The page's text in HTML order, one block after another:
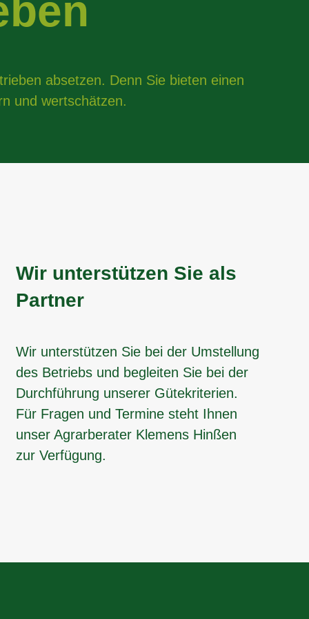
absetzen. Denn Sie bieten einen
und wertschätzen.
Wir unterstützen Sie als
Partner
Wir unterstützen Sie bei der Umstellung
des Betriebs und begleiten Sie bei der
Durchführung unserer Gütekriterien.
Für Fragen und Termine steht Ihnen
unser Agrarberater Klemens Hinßen
zur ­Verfügung.